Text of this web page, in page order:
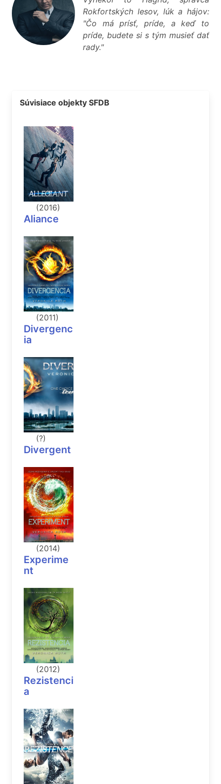
Rokfortských lesov, lúk a hájov:
"Čo má prísť, príde, a keď to
príde, budete si s tým musieť dať
rady."
Súvisiace objekty SFDB
(2016)
Aliance
(2011)
Divergenc
ia
(?)
Divergent
(2014)
Experime
nt
(2012)
Rezistenci
a